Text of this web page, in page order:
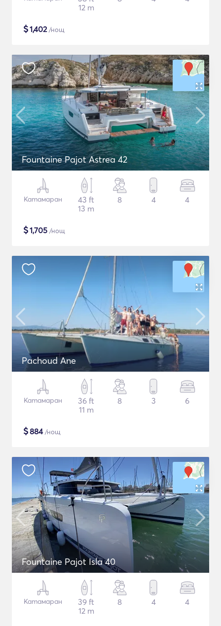
12 m
$1,402/нощ
Fountaine Pajot Astrea 42
Катамаран
43 ft
13 m
8 4 4
$1,705 /нощ
Pachoud Ane
Катамаран
36 ft
11 m
8 3 6
$884/нощ
Fountaine Pajot Isla 40
Катамаран
39 ft
12 m
8 4 4